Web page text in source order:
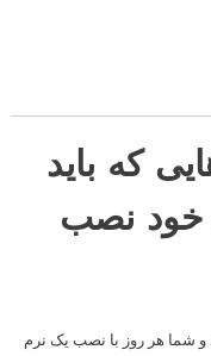
که باید
خود نصب
شما هر روز با نصب یک نرم